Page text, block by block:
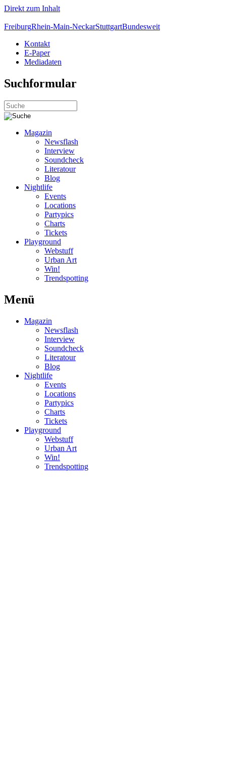
Direkt zum Inhalt
FreiburgRhein-Main-NeckarStuttgartBundesweit
Kontakt
E-Paper
Mediadaten
Suchformular
Magazin
Newsflash
Interview
Soundcheck
Literatour
Blog
Nightlife
Events
Locations
Partypics
Charts
Tickets
Playground
Webstuff
Urban Art
Win!
Trendspotting
Menü
Magazin
Newsflash
Interview
Soundcheck
Literatour
Blog
Nightlife
Events
Locations
Partypics
Charts
Tickets
Playground
Webstuff
Urban Art
Win!
Trendspotting